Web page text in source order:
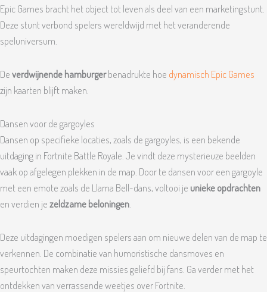
Epic Games bracht het object tot leven als deel van een marketingstunt.
Deze stunt verbond spelers wereldwijd met het veranderende
speluniversum.
Deverdwijnende hamburgerbenadrukte hoe dynamisch Epic Games
zijn kaarten blijft maken.
Dansen voor de gargoyles
Dansen op specifieke locaties, zoals de gargoyles, is een bekende
uitdaging in Fortnite Battle Royale. Je vindt deze mysterieuze beelden
vaak op afgelegen plekken in de map. Door te dansen voor een gargoyle
met een emote zoals de Llama Bell-dans, voltooi je unieke opdrachten
en verdien jezeldzame beloningen
Deze uitdagingen moedigen spelers aan om nieuwe delen van de map te
verkennen. De combinatie van humoristische dansmoves en
speurtochten maken deze missies geliefd bij fans. Ga verder met het
ontdekken van verrassende weetjes over Fortnite.